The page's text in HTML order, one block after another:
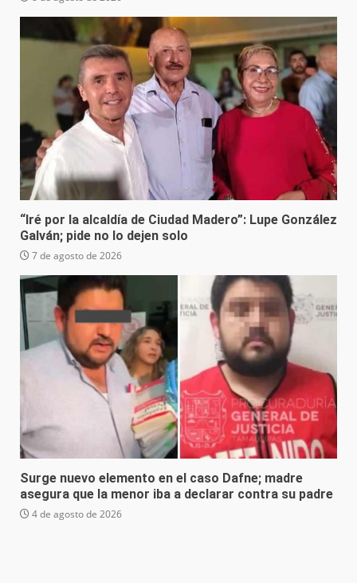
“Iré por la alcaldía de Ciudad Madero”: Lupe González
Galván; pide no lo dejen solo
7 de agosto de 2026
Surge nuevo elemento en el caso Dafne; madre
asegura que la menor iba a declarar contra su padre
4 de agosto de 2026